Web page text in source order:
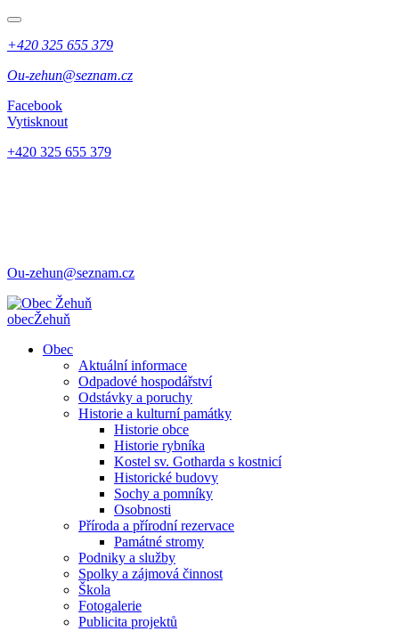
+420 325 655 379
Ou-zehun@seznam.cz
Facebook
Vytisknout
+420 325 655 379
Ou-zehun@seznam.cz
obecŽehuň
Obec
Aktuální informace
Odpadové hospodářství
Odstávky a poruchy
Historie a kulturní památky
Historie obce
Historie rybníka
Kostel sv. Gotharda s kostnicí
Historické budovy
Sochy a pomníky
Osobnosti
Příroda a přírodní rezervace
Památné stromy
Podniky a služby
Spolky a zájmová činnost
Škola
Fotogalerie
Publicita projektů